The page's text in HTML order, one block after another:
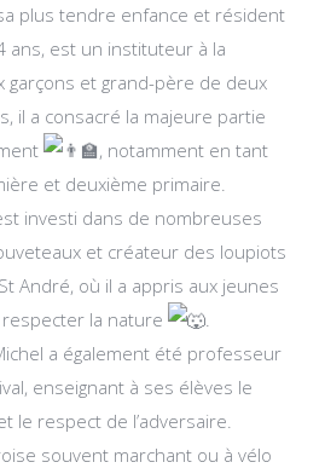
plus tendre enfance et résident
ans, est un instituteur à la
garçons et grand-père de deux
il a consacré la majeure partie
, notamment en tant
et deuxième primaire.
investi dans de nombreuses
et créateur des loupiots
André, où il a appris aux jeunes
la nature
a également été professeur
enseignant à ses élèves le
le respect de l’adversaire.
souvent marchant ou à vélo